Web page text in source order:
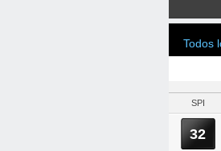
Todos
SPI
32